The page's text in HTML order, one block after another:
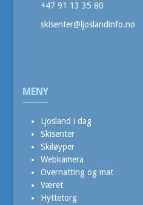
+47 91 13 35 80
skisenter@ljoslandinfo.no
MENY
Ljosland i dag
Skisenter
Skiløyper
Webkamera
Overnatting og mat
Været
Hyttetorg